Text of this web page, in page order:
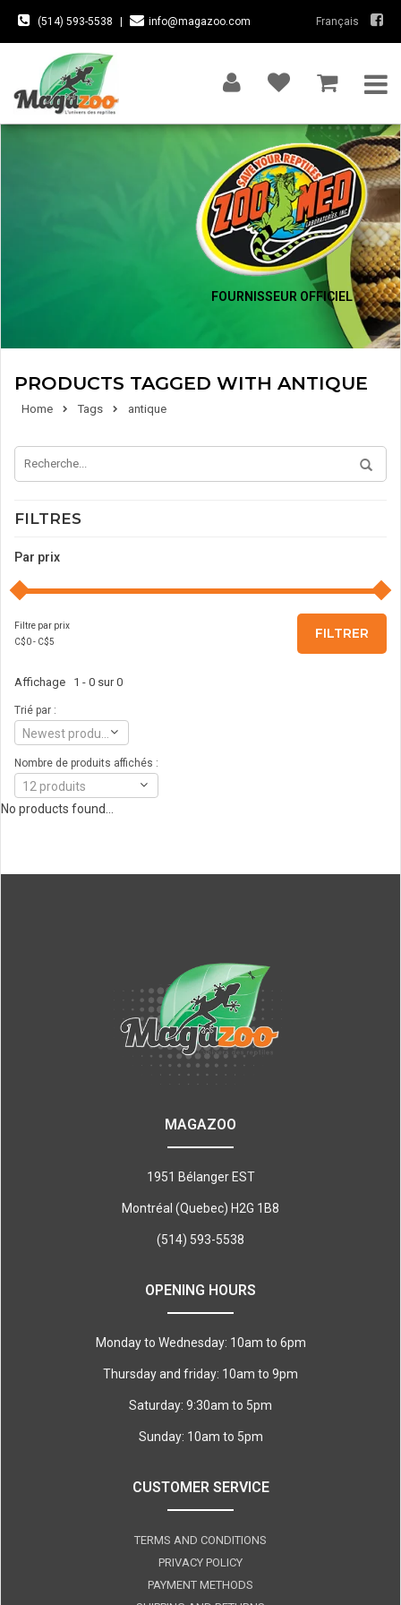
(514) 593-5538 info@magazoo.com Français
FOURNISSEUR OFFICIEL
PRODUCTS TAGGED WITH ANTIQUE
Home Tags antique
FILTRES
Par prix
Filtre par prix
C$0- C$5
FILTRER
Affichage 1 - 0 sur 0
Trié par :
Nombre de produits affichés :
12 produits
No products found...
MAGAZOO
1951 Bélanger EST
Montréal (Quebec) H2G 1B8
(514) 593-5538
OPENING HOURS
Monday to Wednesday: 10am to 6pm
Thursday and friday: 10am to 9pm
Saturday: 9:30am to 5pm
Sunday: 10am to 5pm
CUSTOMER SERVICE
TERMS AND CONDITIONS
PRIVACY POLICY
PAYMENT METHODS